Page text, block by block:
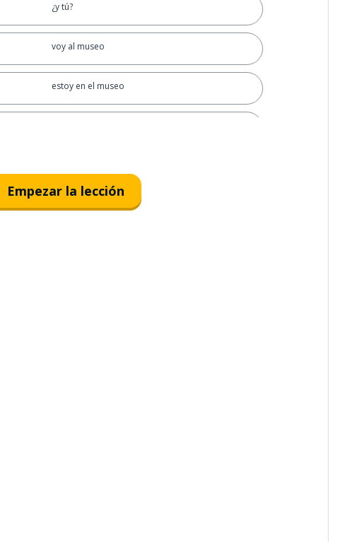
¿y tú?
voy al museo
estoy en el museo
Empezar la lección